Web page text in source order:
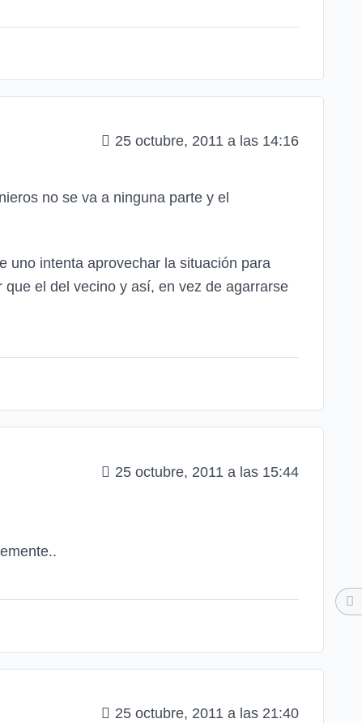
25 octubre, 2011 a las 14:16
no se va a ninguna parte y el
uno intenta aprovechar la situación para
el del vecino y así, en vez de agarrarse
25 octubre, 2011 a las 15:44
25 octubre, 2011 a las 21:40